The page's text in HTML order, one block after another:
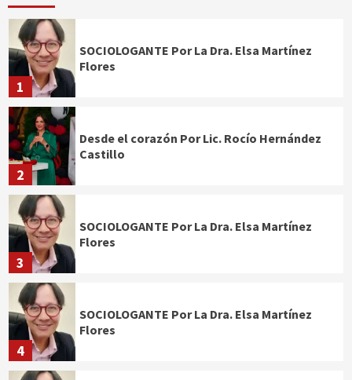
1
SOCIOLOGANTE Por La Dra. Elsa Martínez
Flores
2
Desde el corazón Por Lic. Rocío Hernández
Castillo
3
SOCIOLOGANTE Por La Dra. Elsa Martínez
Flores
4
SOCIOLOGANTE Por La Dra. Elsa Martínez
Flores